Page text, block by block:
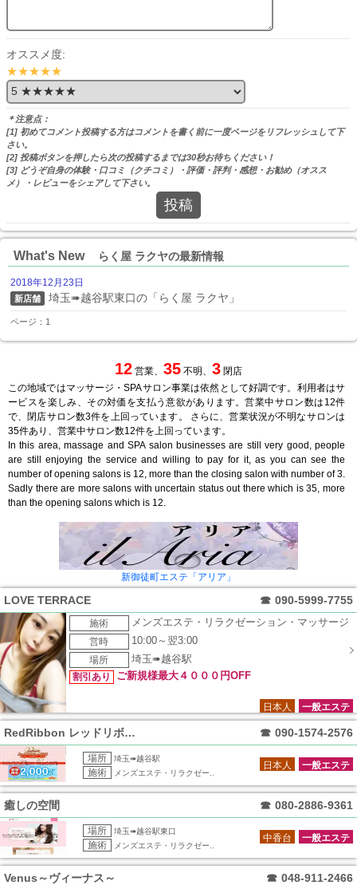
オススメ度:
★★★★★
＊注意点：
[1] 初めてコメント投稿する方はコメントを書く前に一度ページをリフレッシュして下
さい。
[2] 投稿ボタンを押したら次の投稿するまでは30秒お待ちください！
[3] どうぞ自身の体験・口コミ（クチコミ）・評価・評判・感想・お勧め（オスス
メ）・レビューをシェアして下さい。
投稿
What's New らく屋 ラクヤの最新情報
2018年12月23日
新店舗 埼玉➠越谷駅東口の「らく屋 ラクヤ」
ページ：1
12 営業、 35 不明、 3 閉店
この地域ではマッサージ・SPAサロン事業は依然として好調です。利用者はサ
ービスを楽しみ、その対価を支払う意欲があります。営業中サロン数は12件
で、閉店サロン数3件を上回っています。 さらに、営業状況が不明なサロンは
35件あり、営業中サロン数12件を上回っています。
In this area, massage and SPA salon businesses are still very good, people
are still enjoying the service and willing to pay for it, as you can see the
number of opening salons is 12, more than the closing salon with number of 3.
Sadly there are more salons with uncertain status out there which is 35, more
than the opening salons which is 12.
新御徒町エステ「アリア」
LOVE TERRACE ☎ 090-5999-7755
施術
メンズエステ・リラクゼーション・マッサージ
営時
10:00～翌3:00
場所
埼玉➠越谷駅
割引あり
ご新規様最大４０００円OFF
一般エステ
日本人
RedRibbon レッドリボン 越谷 ☎ 090-1574-2576
場所 埼玉➠越谷駅
施術 メンズエステ・リラクゼー..
一般エステ
日本人
癒しの空間 ☎ 080-2886-9361
場所 埼玉➠越谷駅東口
施術 メンズエステ・リラクゼー..
一般エステ
中香台
Venus～ヴィーナス～ ☎ 048-911-2466